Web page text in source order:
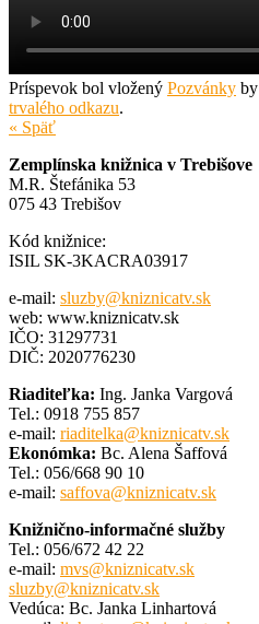
Príspevok bol vložený Pozvánky by
trvalého odkazu.
« Späť
Zemplínska knižnica v Trebišove
M.R. Štefánika 53
075 43 Trebišov
Kód knižnice:
ISIL SK-3KACRA03917
e-mail: sluzby@kniznicatv.sk
web: www.kniznicatv.sk
IČO: 31297731
DIČ: 2020776230
Riaditeľka: Ing. Janka Vargová
Tel.: 0918 755 857
e-mail: riaditelka@kniznicatv.sk
Ekonómka: Bc. Alena Šaffová
Tel.: 056/668 90 10
e-mail: saffova@kniznicatv.sk
Knižnično-informačné služby
Tel.: 056/672 42 22
e-mail: mvs@kniznicatv.sk
sluzby@kniznicatv.sk
Vedúca: Bc. Janka Linhartová